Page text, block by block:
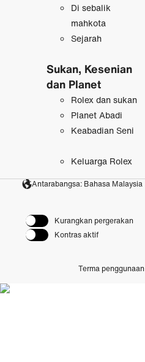
Di sebalik
mahkota
Sejarah
Sukan, Kesenian
dan Planet
Rolex dan sukan
Planet Abadi
Keabadian Seni
Keluarga Rolex
Antarabangsa: Bahasa Malaysia
Kurangkan pergerakan
Kontras aktif
Terma penggunaan